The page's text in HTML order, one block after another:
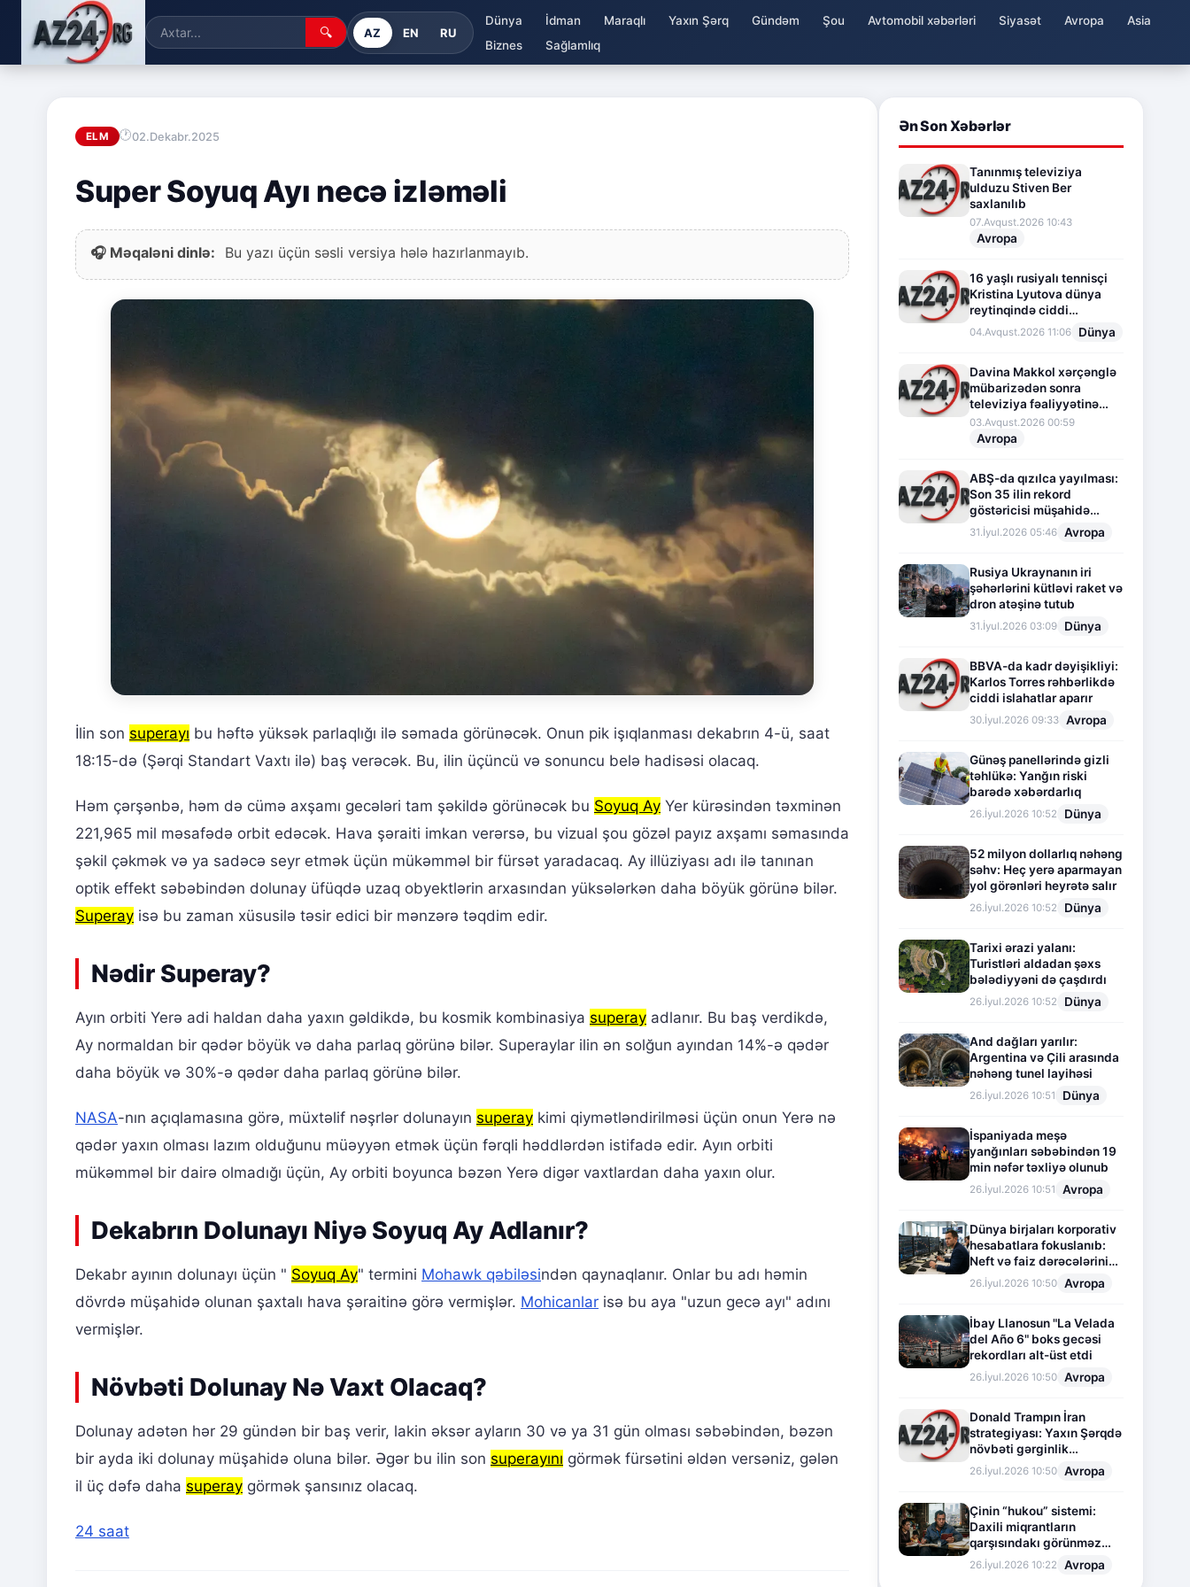
🔍 AZ EN RU
Dünya İdman Maraqlı Yaxın Şərq Gündəm Şou Avtomobil xəbərləri Siyasət Avropa
Asia
Biznes
Sağlamlıq
ELM 02.Dekabr.2025
Super Soyuq Ayı necə izləməli
🎧 Məqaləni dinlə: Bu yazı üçün səsli versiya hələ hazırlanmayıb.
İlin son superayı bu həftə yüksək parlaqlığı ilə səmada görünəcək. Onun pik işıqlanması dekabrın 4-ü, saat
18:15-də (Şərqi Standart Vaxtı ilə) baş verəcək. Bu, ilin üçüncü və sonuncu belə hadisəsi olacaq.
Həm çərşənbə, həm də cümə axşamı gecələri tam şəkildə görünəcək bu Soyuq Ay Yer kürəsindən təxminən
221,965 mil məsafədə orbit edəcək. Hava şəraiti imkan verərsə, bu vizual şou gözəl payız axşamı səmasında
şəkil çəkmək və ya sadəcə seyr etmək üçün mükəmməl bir fürsət yaradacaq. Ay illüziyası adı ilə tanınan
optik effekt səbəbindən dolunay üfüqdə uzaq obyektlərin arxasından yüksələrkən daha böyük görünə bilər.
Superay isə bu zaman xüsusilə təsir edici bir mənzərə təqdim edir.
Nədir Superay?
Ayın orbiti Yerə adi haldan daha yaxın gəldikdə, bu kosmik kombinasiya superay adlanır. Bu baş verdikdə,
Ay normaldan bir qədər böyük və daha parlaq görünə bilər. Superaylar ilin ən solğun ayından 14%-ə qədər
daha böyük və 30%-ə qədər daha parlaq görünə bilər.
NASA-nın açıqlamasına görə, müxtəlif nəşrlər dolunayın superay kimi qiymətləndirilməsi üçün onun Yerə nə
qədər yaxın olması lazım olduğunu müəyyən etmək üçün fərqli həddlərdən istifadə edir. Ayın orbiti
mükəmməl bir dairə olmadığı üçün, Ay orbiti boyunca bəzən Yerə digər vaxtlardan daha yaxın olur.
Dekabrın Dolunayı Niyə Soyuq Ay Adlanır?
Dekabr ayının dolunayı üçün " Soyuq Ay" termini Mohawk qəbiləsindən qaynaqlanır. Onlar bu adı həmin
dövrdə müşahidə olunan şaxtalı hava şəraitinə görə vermişlər. Mohicanlar isə bu aya "uzun gecə ayı" adını
vermişlər.
Növbəti Dolunay Nə Vaxt Olacaq?
Dolunay adətən hər 29 gündən bir baş verir, lakin əksər ayların 30 və ya 31 gün olması səbəbindən, bəzən
bir ayda iki dolunay müşahidə oluna bilər. Əgər bu ilin son superayını görmək fürsətini əldən versəniz, gələn
il üç dəfə daha superay görmək şansınız olacaq.
24 saat
Ən Son Xəbərlər
Tanınmış televiziya
ulduzu Stiven Ber
saxlanılıb
07.Avqust.2026 10:43
Avropa
16 yaşlı rusiyalı tennisçi
Kristina Lyutova dünya
reytinqində ciddi
irəliləyişə imza atdı
04.Avqust.2026 11:06 Dünya
Davina Makkol xərçənglə
mübarizədən sonra
televiziya fəaliyyətinə
fasilə verir
03.Avqust.2026 00:59
Avropa
ABŞ-da qızılca yayılması:
Son 35 ilin rekord
göstəricisi müşahidə
olunur
31.İyul.2026 05:46 Avropa
Rusiya Ukraynanın iri
şəhərlərini kütləvi raket və
dron atəşinə tutub
31.İyul.2026 03:09 Dünya
BBVA-da kadr dəyişikliyi:
Karlos Torres rəhbərlikdə
ciddi islahatlar aparır
30.İyul.2026 09:33 Avropa
Günəş panellərində gizli
təhlükə: Yanğın riski
barədə xəbərdarlıq
26.İyul.2026 10:52 Dünya
52 milyon dollarlıq nəhəng
səhv: Heç yerə aparmayan
yol görənləri heyrətə salır
26.İyul.2026 10:52 Dünya
Tarixi ərazi yalanı:
Turistləri aldadan şəxs
bələdiyyəni də çaşdırdı
26.İyul.2026 10:52 Dünya
And dağları yarılır:
Argentina və Çili arasında
nəhəng tunel layihəsi
26.İyul.2026 10:51 Dünya
İspaniyada meşə
yanğınları səbəbindən 19
min nəfər təxliyə olunub
26.İyul.2026 10:51 Avropa
Dünya birjaları korporativ
hesabatlara fokuslanıb:
Neft və faiz dərəcələrinin
təsiri altında cari vəziyyət
26.İyul.2026 10:50 Avropa
İbay Llanosun "La Velada
del Año 6" boks gecəsi
rekordları alt-üst etdi
26.İyul.2026 10:50 Avropa
Donald Trampın İran
strategiyası: Yaxın Şərqdə
növbəti gərginlik
mərhələsi
26.İyul.2026 10:50 Avropa
Çinin “hukou” sistemi:
Daxili miqrantların
qarşısındakı görünməz
sədd
26.İyul.2026 10:22 Avropa